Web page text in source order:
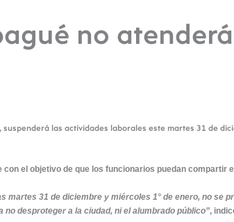
no
las actividades laborales este martes 31 de
el objetivo de que los funcionarios puedan compartir
31 de diciembre y miércoles 1° de enero, no se
desproteger a la ciudad, ni el alumbrado público”,